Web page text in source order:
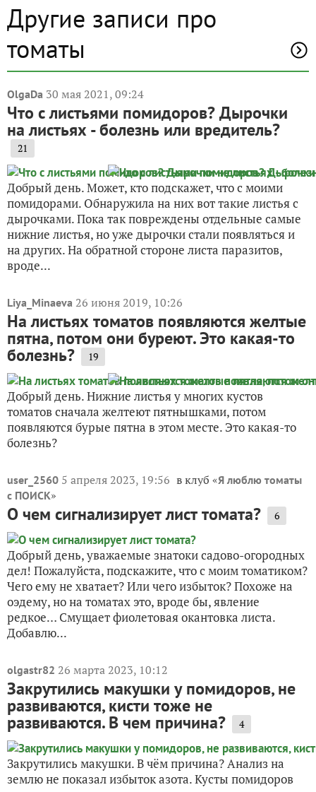
Другие записи про
томаты
OlgaDa 30 мая 2021, 09:24
Что с листьями помидоров? Дырочки
на листьях - болезнь или вредитель?
21
Добрый день. Может, кто подскажет, что с моими
помидорами. Обнаружила на них вот такие листья с
дырочками. Пока так повреждены отдельные самые
нижние листья, но уже дырочки стали появляться и
на других. На обратной стороне листа паразитов,
вроде...
Liya_Minaeva 26 июня 2019, 10:26
На листьях томатов появляются желтые
пятна, потом они буреют. Это какая-то
болезнь? 19
Добрый день. Нижние листья у многих кустов
томатов сначала желтеют пятнышками, потом
появляются бурые пятна в этом месте. Это какая-то
болезнь?
user_2560 5 апреля 2023, 19:56 в клуб «Я люблю томаты
с ПОИСК»
О чем сигнализирует лист томата? 6
Добрый день, уважаемые знатоки садово-огородных
дел! Пожалуйста, подскажите, что с моим томатиком?
Чего ему не хватает? Или чего избыток? Похоже на
оэдему, но на томатах это, вроде бы, явление
редкое… Смущает фиолетовая окантовка листа.
Добавлю...
olgastr82 26 марта 2023, 10:12
Закрутились макушки у помидоров, не
развиваются, кисти тоже не
развиваются. В чем причина? 4
Закрутились макушки. В чём причина? Анализ на
землю не показал избыток азота. Кусты помидоров